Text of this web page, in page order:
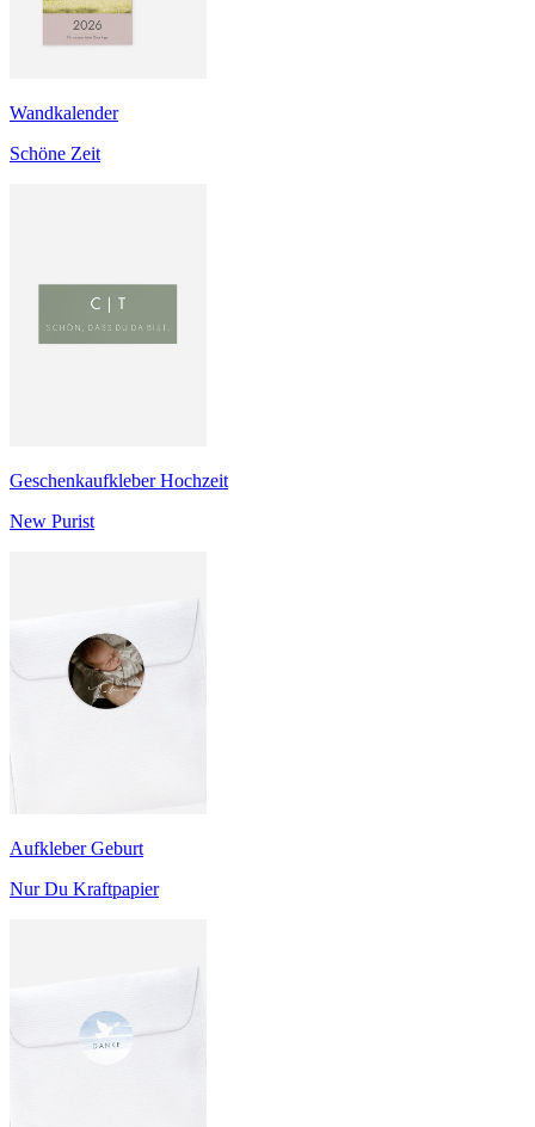
Wandkalender
Schöne Zeit
Geschenkaufkleber Hochzeit
New Purist
Aufkleber Geburt
Nur Du Kraftpapier